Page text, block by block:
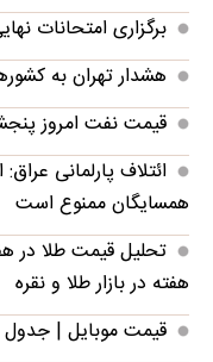
برگزاری امتحانات
هشدار تهران به
قیمت نفت امروز پنجشنبه ۱۵
ائتلاف پارلمانی
همسایگان ممنوع است
هفته در بازار طلا و نقره
قیمت موبایل‌ | جدول